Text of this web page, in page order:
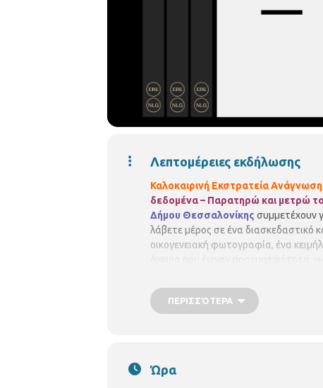
Λεπτομέρειες εκδήλωσης
Καλοκαιρινή Εκστρατεία
δεδομένα – Παρατηρώ και μετρώ
Δήμου Θεσσαλονίκης συμμετέχουν
λάβετε μέρος σε ένα διασκεδαστικό
οικογενειακή φωτογραφία, ένα
όνειρα που έγιναν πραγματικότητα,
11:00 – 12:30Παιδική Βιβλιοθήκη
συμμετοχήείναι δωρεάν, αλλά
ΠΕΡΙΣΣΌΤΕΡΑ
Ώρα